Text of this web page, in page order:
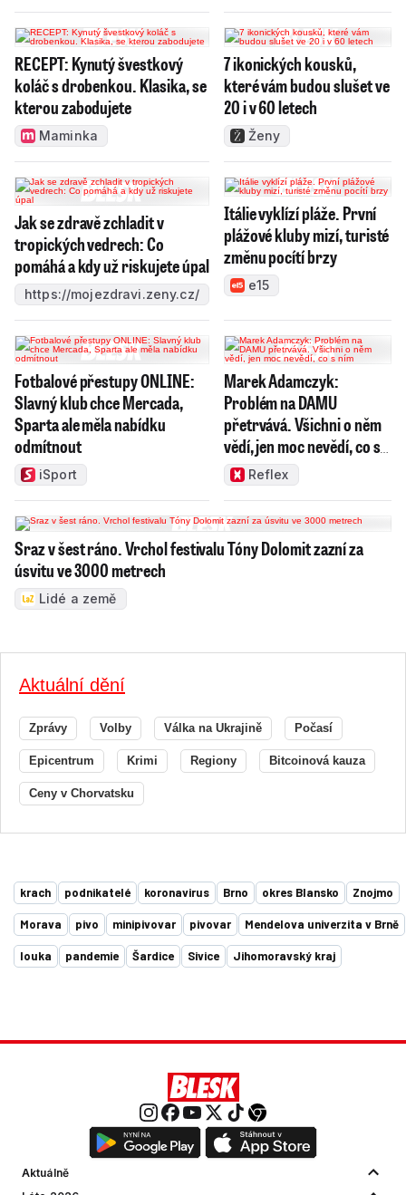
RECEPT: Kynutý švestkový
koláč s drobenkou. Klasika, se
kterou zabodujete
Maminka
7 ikonických kousků,
které vám budou slušet ve
20 i v 60 letech
Ženy
Jak se zdravě zchladit v
tropických vedrech: Co
pomáhá a kdy už riskujete úpal
https://mojezdravi.zeny.cz/
Itálie vyklízí pláže. První
plážové kluby mizí, turisté
změnu pocítí brzy
e15
Fotbalové přestupy ONLINE:
Slavný klub chce Mercada,
Sparta ale měla nabídku
odmítnout
iSport
Marek Adamczyk:
Problém na DAMU
přetrvává. Všichni o něm
vědí, jen moc nevědí, co s
nímReflex
Sraz v šest ráno. Vrchol festivalu Tóny Dolomit zazní za
úsvitu ve 3000 metrech
Lidé a země
Aktuální dění
Zprávy Volby Válka na Ukrajině Počasí
Epicentrum Krimi Regiony Bitcoinová kauza
Ceny v Chorvatsku
krach podnikatelé koronavirus Brno okres Blansko Znojmo
Morava pivo minipivovar pivovar Mendelova univerzita v Brně
louka pandemie Šardice Sivice Jihomoravský kraj
Aktuálně